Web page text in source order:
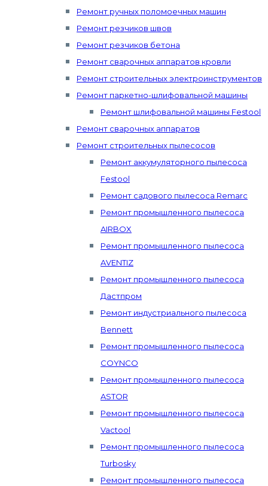
Ремонт ручных поломоечных машин
Ремонт резчиков швов
Ремонт резчиков бетона
Ремонт сварочных аппаратов кровли
Ремонт строительных электроинструментов
Ремонт паркетно-шлифовальной машины
Ремонт шлифовальной машины Festool
Ремонт сварочных аппаратов
Ремонт строительных пылесосов
Ремонт аккумуляторного пылесоса
Festool
Ремонт садового пылесоса Remarc
Ремонт промышленного пылесоса
AIRBOX
Ремонт промышленного пылесоса
AVENTIZ
Ремонт промышленного пылесоса
Дастпром
Ремонт индустриального пылесоса
Bennett
Ремонт промышленного пылесоса
COYNCO
Ремонт промышленного пылесоса
ASTOR
Ремонт промышленного пылесоса
Vactool
Ремонт промышленного пылесоса
Turbosky
Ремонт промышленного пылесоса